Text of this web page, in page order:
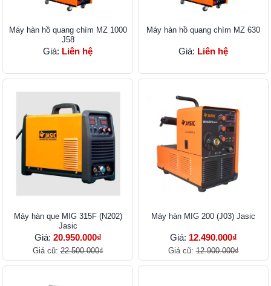
Máy hàn hồ quang chìm MZ 1000
J58
Giá: Liên hệ
Máy hàn hồ quang chìm MZ 630
Giá: Liên hệ
Máy hàn que MIG 315F (N202)
Jasic
Giá: 20.950.000₫
Giá cũ:22.500.000₫
Máy hàn MIG 200 (J03) Jasic
Giá: 12.490.000₫
Giá cũ:12.900.000₫